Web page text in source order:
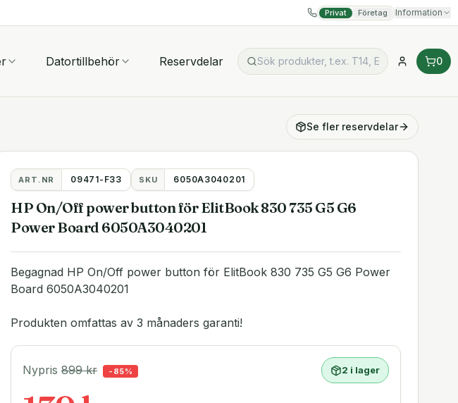
Privat Företag Information
Datortillbehör Reservdelar 0
Se fler reservdelar
ART.NR 09471-F33 SKU 6050A3040201
HP On/Off power button för ElitBook 830 735 G5 G6
Power Board 6050A3040201
Begagnad HP On/Off power button för ElitBook 830 735 G5 G6 Power
Board 6050A3040201
Produkten omfattas av 3 månaders garanti!
Nypris 899kr - 85% 2 i lager